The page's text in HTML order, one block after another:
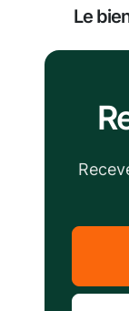
Le